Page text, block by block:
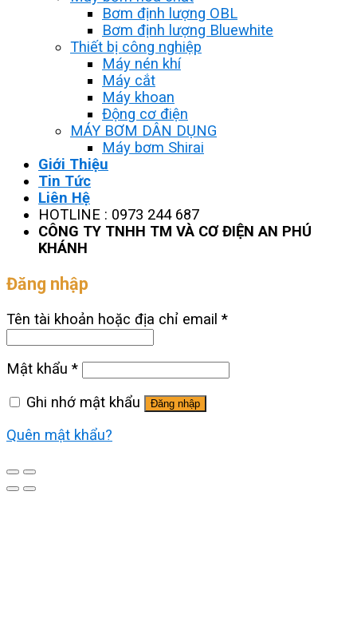
Bơm định lượng OBL
Bơm định lượng Bluewhite
Thiết bị công nghiệp
Máy nén khí
Máy cắt
Máy khoan
Động cơ điện
MÁY BƠM DÂN DỤNG
Máy bơm Shirai
Giới Thiệu
Tin Tức
Liên Hệ
HOTLINE : 0973 244 687
CÔNG TY TNHH TM VÀ CƠ ĐIỆN AN PHÚ
KHÁNH
Đăng nhập
Tên tài khoản hoặc địa chỉ email *
Mật khẩu *
Ghi nhớ mật khẩu
Đăng nhập
Quên mật khẩu?